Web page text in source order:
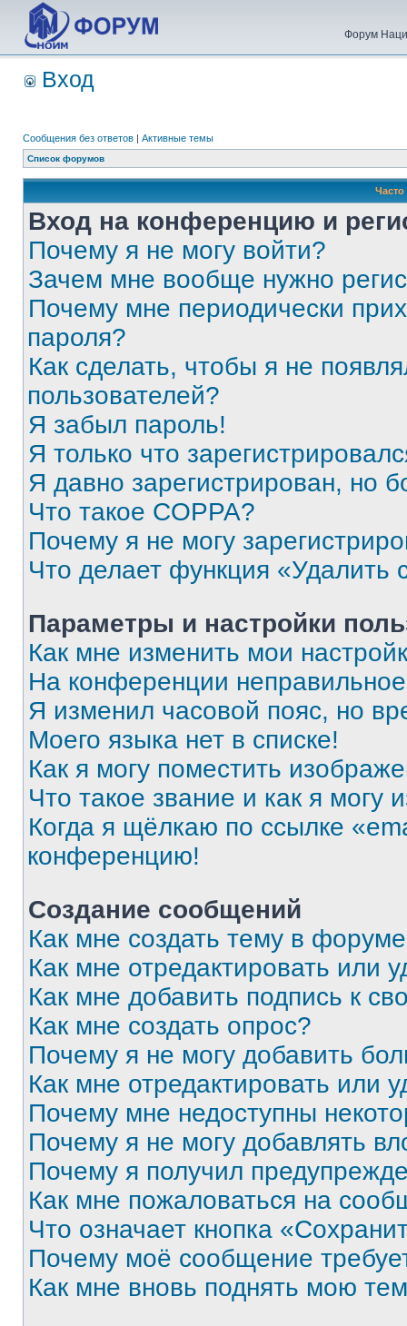
Форум
Вход
Сообщения без ответов | Активные темы
Список форумов
Вход на конференцию и
Почему я не могу войти?
Зачем мне вообще нужно
Почему мне периодически
пароля?
Как сделать, чтобы я не
пользователей?
Я забыл пароль!
Я только что
Я давно зарегистрирован, но
Что такое COPPA?
Почему я не могу
Что делает функция «Удалить
Параметры и настройки
Как мне изменить мои
На конференции
Я изменил часовой пояс, но
Моего языка нет в списке!
Как я могу поместить
Что такое звание и как я могу
Когда я щёлкаю по ссылке
конференцию!
Создание сообщений
Как мне создать тему в
Как мне отредактировать или
Как мне добавить подпись к
Как мне создать опрос?
Почему я не могу добавить
Как мне отредактировать или
Почему мне недоступны
Почему я не могу добавлять
Почему я получил
Как мне пожаловаться на
Что означает кнопка
Почему моё сообщение
Как мне вновь поднять мою